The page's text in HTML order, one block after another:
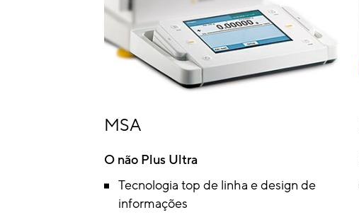
MSA
O não Plus Ultra
Tecnologia top de linha e design de
informações